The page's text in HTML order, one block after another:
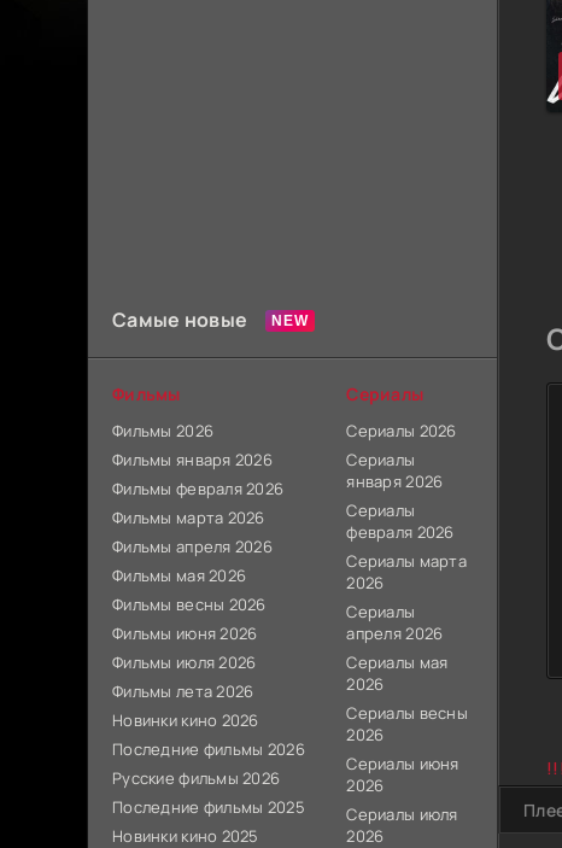
Самые новые
Фильмы
Фильмы 2026
Фильмы января 2026
Фильмы февраля 2026
Фильмы марта 2026
Фильмы апреля 2026
Фильмы мая 2026
Фильмы весны 2026
Фильмы июня 2026
Фильмы июля 2026
Фильмы лета 2026
Новинки кино 2026
Последние фильмы 2026
Русские фильмы 2026
Последние фильмы 2025
Новинки кино 2025
Сериалы
Сериалы 2026
Сериалы
января 2026
Сериалы
февраля 2026
Сериалы марта
2026
Сериалы
апреля 2026
Сериалы мая
2026
Сериалы весны
2026
Сериалы июня
2026
Сериалы июля
2026